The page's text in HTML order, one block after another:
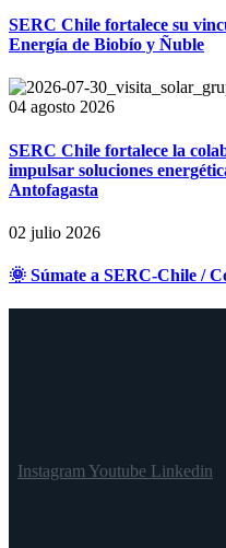
SERC Chile fortalece su
Energía de Biobío y Ñuble
04 agosto 2026
SERC Chile fortalece la
impulsar soluciones
Antofagasta
02 julio 2026
🌞 Súmate a SERC-Chile /
InstagramYoutube Linkedin